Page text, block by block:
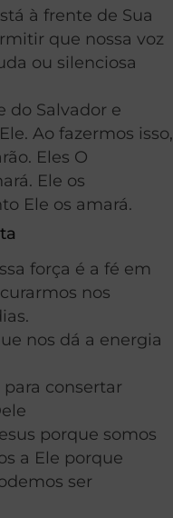
à frente de Sua
que nossa voz
ou silenciosa
do Salvador e
Ao fazermos isso,
Eles O
Ele os
Ele os amará.
força é a fé em
nos
nos dá a energia
para consertar
porque somos
a Ele porque
ser